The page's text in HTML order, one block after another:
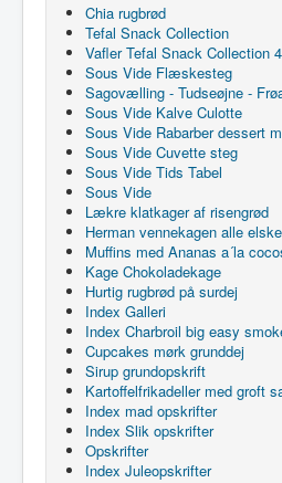
Chia rugbrød
Tefal Snack Collection
Vafler Tefal Snack Collection 4
Sous Vide Flæskesteg
Sagovælling - Tudseøjne -
Sous Vide Kalve Culotte
Sous Vide Rabarber dessert
Sous Vide Cuvette steg
Sous Vide Tids Tabel
Sous Vide
Lækre klatkager af risengrød
Herman vennekagen alle
Muffins med Ananas a´la
Kage Chokoladekage
Hurtig rugbrød på surdej
Index Galleri
Index Charbroil big easy
Cupcakes mørk grunddej
Sirup grundopskrift
Kartoffelfrikadeller med groft
Index mad opskrifter
Index Slik opskrifter
Opskrifter
Index Juleopskrifter